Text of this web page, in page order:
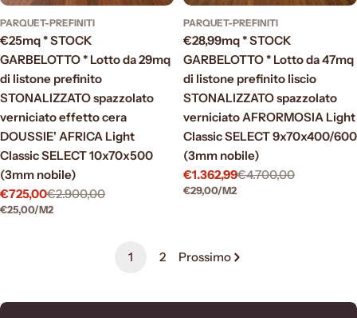
PARQUET-PREFINITI
€25mq * STOCK
GARBELOTTO * Lotto da 29mq
di listone prefinito
STONALIZZATO spazzolato
verniciato effetto cera
DOUSSIE' AFRICA Light
Classic SELECT 10x70x500
(3mm nobile)
Prezzo
di
€725,00
Prezzo
normale
€2.900,00
PREZZO
€25,00/PER
M2
PARQUET-PREFINITI
€28,99mq * STOCK
GARBELOTTO * Lotto da 47mq
di listone prefinito liscio
STONALIZZATO spazzolato
verniciato AFRORMOSIA Light
Classic SELECT 9x70x400/600
(3mm nobile)
Prezzo
di
€1.362,99
Prezzo
normale
€4.700,00
PREZZO
€29,00/PER
M2
1 2 Prossimo